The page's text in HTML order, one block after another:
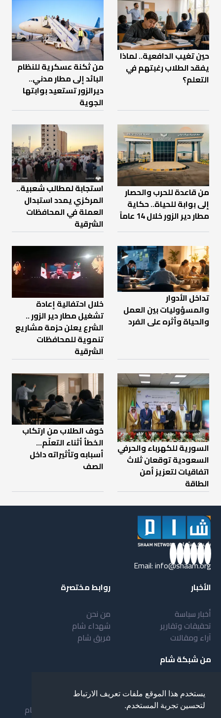
يستخدم هذا الموقع ملفات تعريف الارتباط
لتحسين تجربة المستخدم.
حين تغيب الدافعية.. لماذا
يفقد الطلاب رغبتهم في
التعلم؟
من ثكنة عسكرية للنظام
البائد إلى مطار مدني..
ديرالزور تستعيد بوابتها
الجوية
من قاعدة للحرب والحصار
إلى بوابة للحياة.. حكاية
مطار دير الزور خلال 14 عاماً
استجابة لمطالب شعبية..
المركزي يمدد استبدال
العملة في المحافظات
الشرقية
تداخل الأدوار
والمسؤوليات بين العمل
والحياة وأثره على الفرد
خلال احتفالية إعادة
تشغيل مطار دير الزور ..
الشرع يعلن حزمة مشاريع
تنموية للمحافظات
الشرقية
السورية للكهرباء والحرفي
السعودية توقعان ثلاث
اتفاقيات لتعزيز أمن
الطاقة
خوف الطلاب من ارتكاب
الخطأ أثناء التعلّم…
أسبابه وتأثيراته داخل
الصف
Email:info@shaam.org
الأخبار
أخبار سياسة
تحقيقات وتقارير
آراء ومقالات
روابط مختصرة
من نحن
شهداء شام
فريق شام
من شبكة شام
أهداف شبكة شام
خدمات شبكة شام
المستفيدون من الشبكة
بنية شبكة شام
مقدمة عن شبكة شام
نظام العمل في شبكة شام